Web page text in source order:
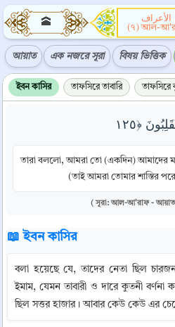
🕋
الأعراف
(৭) আল-
আয়াত এক নজরে সূরা বিষয় ভিত্তিক
ইবন কাসির তাফসিরে তাবারি তাফসিরে
তারা বললো, আমরা তো (একদিন) আমাদের
(তাই আমরা তোমার শাস্তির
( সূরা: আল-আ'রাফ -
📖 ইবন কাসির
বলা হয়েছে যে, তাদের নেতা ছিল
ইমাম, যেমন তাবারী ও দারে কুতনী বর্ণনা
ছিল সত্তর হাজার। আবার কেউ কেউ এর